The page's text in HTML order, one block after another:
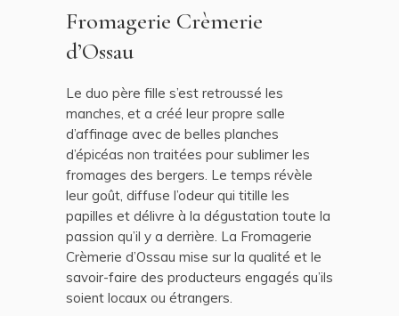
Fromagerie Crèmerie
d’Ossau
Le duo père fille s’est retroussé les
manches, et a créé leur propre salle
d’affinage avec de belles planches
d’épicéas non traitées pour sublimer les
fromages des bergers. Le temps révèle
leur goût, diffuse l’odeur qui titille les
papilles et délivre à la dégustation toute la
passion qu’il y a derrière. La Fromagerie
Crèmerie d’Ossau mise sur la qualité et le
savoir-faire des producteurs engagés qu’ils
soient locaux ou étrangers.